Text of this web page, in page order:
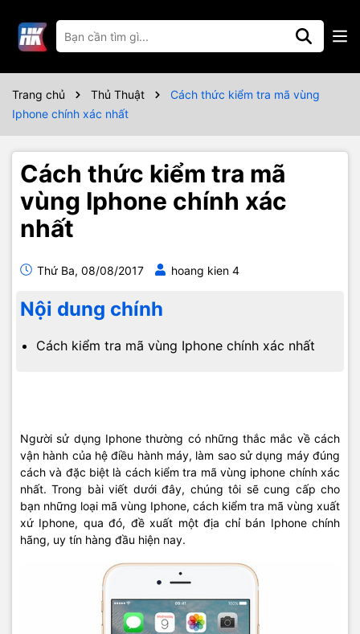
Trang chủ Thủ Thuật
Cách thức kiểm tra mã vùng
Iphone chính xác nhất
Cách thức kiểm tra mã
vùng Iphone chính xác
nhất
Thứ Ba, 08/08/2017 hoang kien 4
Nội dung chính
Cách kiểm tra mã vùng Iphone chính xác nhất
Người sử dụng Iphone thường có những thắc mắc về cách
vận hành của hệ điều hành máy, làm sao sử dụng máy đúng
cách và đặc biệt là cách kiểm tra mã vùng iphone chính xác
nhất. Trong bài viết dưới đây, chúng tôi sẽ cung cấp cho
bạn những loại mã vùng Iphone, cách kiểm tra mã vùng xuất
xứ Iphone, qua đó, đề xuất một địa chỉ bán Iphone chính
hãng, uy tín hàng đầu hiện nay.